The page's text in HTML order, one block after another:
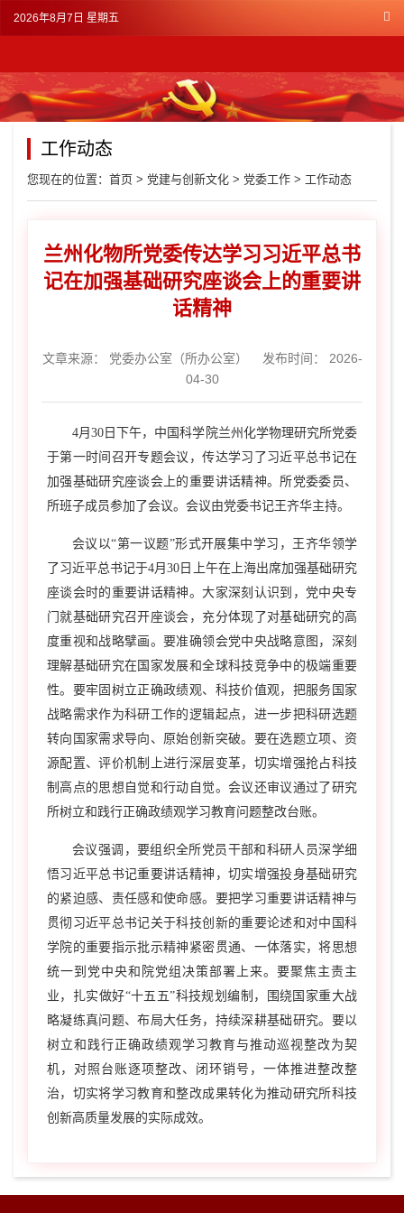
2026年8月7日 星期五
工作动态
您现在的位置： 首页 > 党建与创新文化 > 党委工作 > 工作动态
兰州化物所党委传达学习习近平总书
记在加强基础研究座谈会上的重要讲
话精神
文章来源： 党委办公室（所办公室）
发布时间： 2026-
04-30
4月30 日下午，中国科学院兰州化学物理研究所党委
于第一时间召开专题会议，传达学习了习近平总书记在
加强基础研究座谈会上的重要讲话精神。所党委委员、
所班子成员参加了会议。会议由党委书记王齐华主持。
会议以“第一议题”形式开展集中学习，王齐华领学
了习近平总书记于4月30 日上午在上海出席加强基础研究
座谈会时的重要讲话精神。大家深刻认识到，党中央专
门就基础研究召开座谈会，充分体现了对基础研究的高
度重视和战略擘画。要准确领会党中央战略意图，深刻
理解基础研究在国家发展和全球科技竞争中的极端重要
性。要牢固树立正确政绩观、科技价值观，把服务国家
战略需求作为科研工作的逻辑起点，进一步把科研选题
转向国家需求导向、原始创新突破。要在选题立项、资
源配置、评价机制上进行深层变革，切实增强抢占科技
制高点的思想自觉和行动自觉。会议还审议通过了研究
所树立和践行正确政绩观学习教育问题整改台账。
会议强调，要组织全所党员干部和科研人员深学细
悟习近平总书记重要讲话精神，切实增强投身基础研究
的紧迫感、责任感和使命感。要把学习重要讲话精神与
贯彻习近平总书记关于科技创新的重要论述和对中国科
学院的重要指示批示精神紧密贯通、一体落实，将思想
统一到党中央和院党组决策部署上来。要聚焦主责主
业，扎实做好“十五五”科技规划编制，围绕国家重大战
略凝练真问题、布局大任务，持续深耕基础研究。要以
树立和践行正确政绩观学习教育与推动巡视整改为契
机，对照台账逐项整改、闭环销号，一体推进整改整
治，切实将学习教育和整改成果转化为推动研究所科技
创新高质量发展的实际成效。